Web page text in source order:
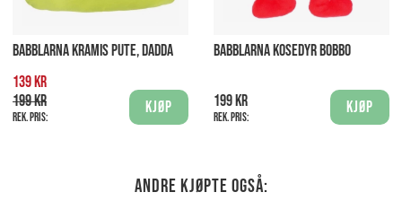
BABBLARNA KRAMIS PUTE, DADDA
139 kr
199 kr
Rek. pris:
Kjøp
BABBLARNA KOSEDYR BOBBO
199 kr
Rek. pris:
Kjøp
Andre kjøpte også: